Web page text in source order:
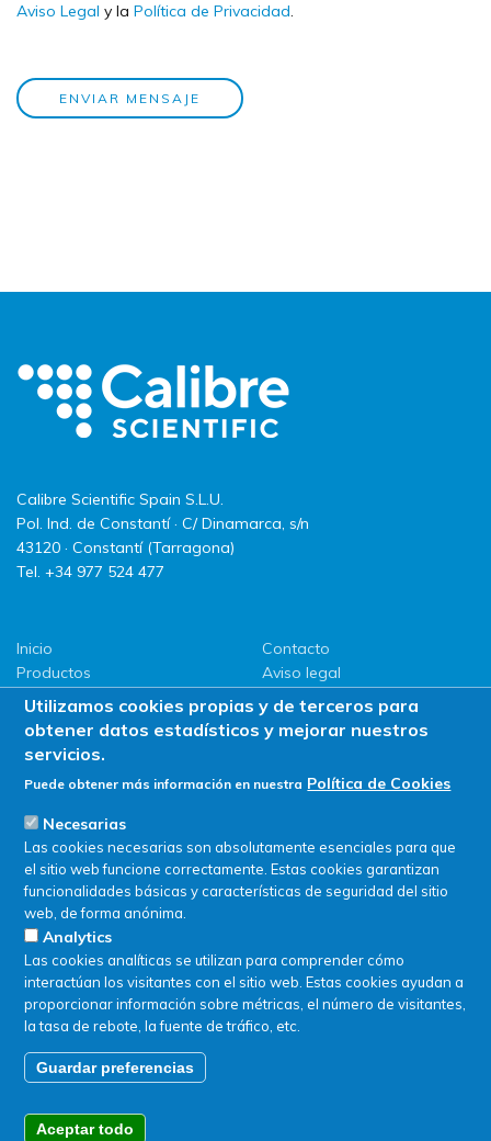
Aviso Legal y la Política de Privacidad.
ENVIAR MENSAJE
Calibre Scientific Spain S.L.U.
Pol. Ind. de Constantí · C/ Dinamarca, s/n
43120 · Constantí (Tarragona)
Tel. +34 977 524 477
Inicio
Productos
LLG
Promociones
ServiSAT
Contacto
Aviso legal
Política de privacidad
Política de Cookies
© SERVIQUIMIA S.L.U. - Todos los derechos reservados
Utilizamos cookies propias y de terceros para
obtener datos estadísticos y mejorar nuestros
servicios.
Puede obtener más información en nuestra Política de Cookies
Necesarias
Las cookies necesarias son absolutamente esenciales para que
el sitio web funcione correctamente. Estas cookies garantizan
funcionalidades básicas y características de seguridad del sitio
web, de forma anónima.
Analytics
Las cookies analíticas se utilizan para comprender cómo
interactúan los visitantes con el sitio web. Estas cookies ayudan a
proporcionar información sobre métricas, el número de visitantes,
la tasa de rebote, la fuente de tráfico, etc.
Guardar preferencias
Aceptar todo